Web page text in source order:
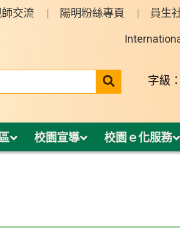
交流 陽明粉絲專頁 員生
送出 字級：
校園宣導 校園ｅ化服務